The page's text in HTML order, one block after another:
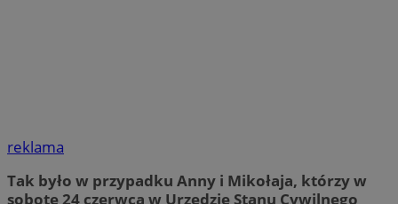
reklama
Tak było w przypadku Anny i Mikołaja, którzy w
sobotę 24 czerwca w Urzędzie Stanu Cywilnego